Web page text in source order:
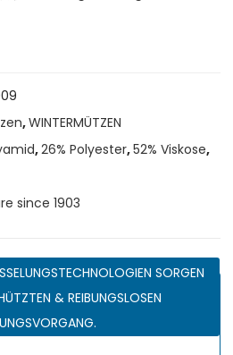
,WINTERMÜTZEN
,26% Polyester,52% Viskose,
since 1903
SORGEN
& REIBUNGSLOSEN